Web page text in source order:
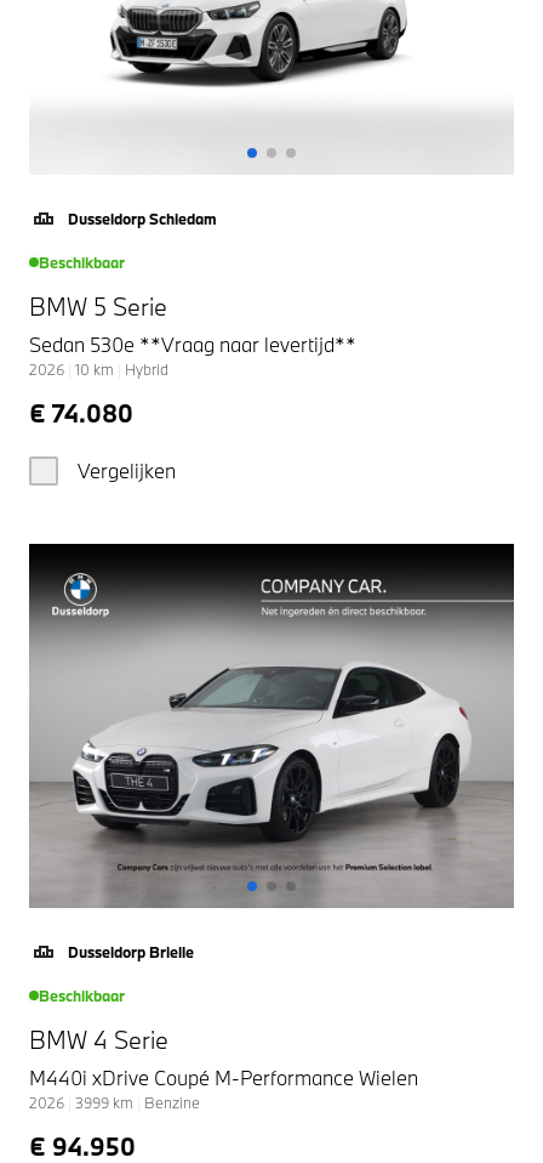
Dusseldorp Schiedam
Beschikbaar
BMW 5 Serie
Sedan 530e **Vraag naar levertijd**
2026 10 km Hybrid
€ 74.080
Vergelijken
Dusseldorp Brielle
Beschikbaar
BMW 4 Serie
M440i xDrive Coupé M-Performance Wielen
2026 3999 km Benzine
€ 94.950